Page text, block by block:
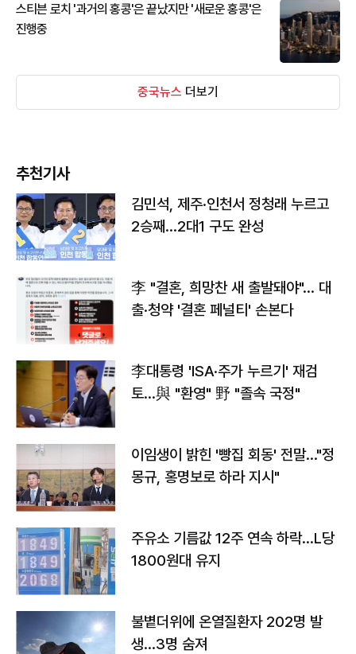
스티븐 로치 '과거의 홍콩'은 끝났지만 '새로운 홍콩'은
진행중
중국뉴스 더보기
추천기사
김민석, 제주·인천서 정청래 누르고
2승째…2대1 구도 완성
李 "결혼, 희망찬 새 출발돼야"… 대
출·청약 '결혼 페널티' 손본다
李대통령 'ISA·주가 누르기' 재검
토…與 "환영" 野 "졸속 국정"
이임생이 밝힌 '빵집 회동' 전말…"정
몽규, 홍명보로 하라 지시"
주유소 기름값 12주 연속 하락…L당
1800원대 유지
불볕더위에 온열질환자 202명 발
생…3명 숨져